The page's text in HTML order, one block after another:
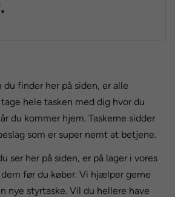
du finder her på siden, er alle
hele tasken med dig hvor du
du kommer hjem. Taskerne sidder
som er super nemt at betjene.
ser her på siden, er på lager i vores
før du køber. Vi hjælper gerne
nye styrtaske. Vil du hellere have